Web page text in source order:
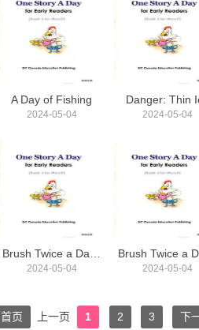
A Day of Fishing
2024-05-04
Danger: Thin
2024-05-04
2024-05-04 2024-05-04
首页 上一页 1 2 3 下